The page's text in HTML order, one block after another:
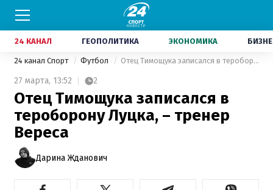
24 КАНАЛ ГЕОПОЛИТИКА ЭКОНОМИКА
24 канал Спорт Футбол Отец Тимощука записался в тероборону Луцка, – тренер Вереса
27 марта, 13:52 2
Отец Тимощука записался в
тероборону Луцка, – тренер
Вереса
Дарина Жданович